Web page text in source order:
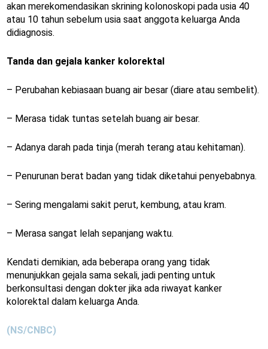
akan merekomendasikan skrining kolonoskopi pada usia 40
atau 10 tahun sebelum usia saat anggota keluarga Anda
didiagnosis.
Tanda dan gejala kanker kolorektal
– Perubahan kebiasaan buang air besar (diare atau sembelit).
– Merasa tidak tuntas setelah buang air besar.
– Adanya darah pada tinja (merah terang atau kehitaman).
– Penurunan berat badan yang tidak diketahui penyebabnya.
– Sering mengalami sakit perut, kembung, atau kram.
– Merasa sangat lelah sepanjang waktu.
Kendati demikian, ada beberapa orang yang tidak
menunjukkan gejala sama sekali, jadi penting untuk
berkonsultasi dengan dokter jika ada riwayat kanker
kolorektal dalam keluarga Anda.
(NS/CNBC)